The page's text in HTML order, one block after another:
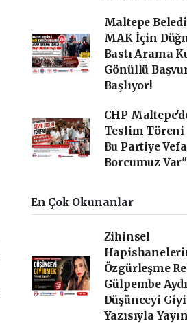
Maltepe
MAK İçin
Bastı Arama
Gönüllü
Başlıyor!
CHP
Teslim
Bu Partiye Vefa
Borcumuz Var"
En Çok Okunanlar
Zihinsel
Özgürleşme
Gülpembe
Düşünceyi
Yazısıyla